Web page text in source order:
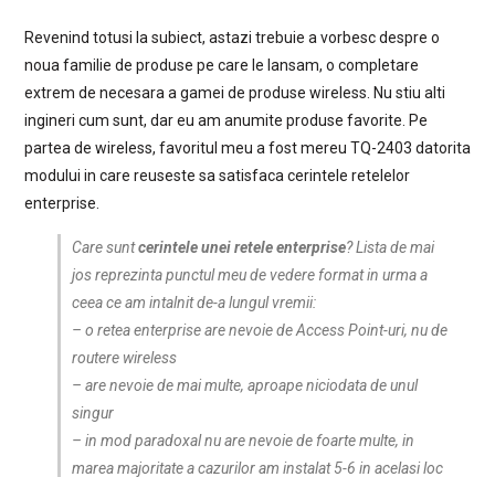
Revenind totusi la subiect, astazi trebuie a vorbesc despre o
noua familie de produse pe care le lansam, o completare
extrem de necesara a gamei de produse wireless. Nu stiu alti
ingineri cum sunt, dar eu am anumite produse favorite. Pe
partea de wireless, favoritul meu a fost mereu TQ-2403 datorita
modului in care reuseste sa satisfaca cerintele retelelor
enterprise.
Care suntcerintele unei retele enterprise? Lista de mai
jos reprezinta punctul meu de vedere format in urma a
ceea ce am intalnit de-a lungul vremii:
– o retea enterprise are nevoie de Access Point-uri, nu de
routere wireless
– are nevoie de mai multe, aproape niciodata de unul
singur
– in mod paradoxal nu are nevoie de foarte multe, in
marea majoritate a cazurilor am instalat 5-6 in acelasi loc